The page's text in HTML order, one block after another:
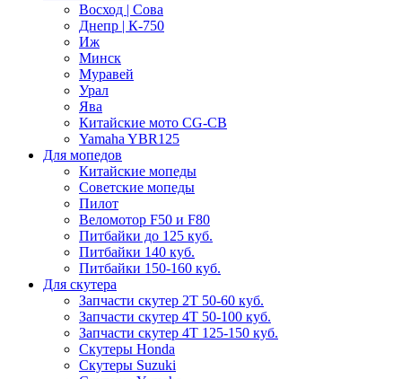
Восход | Сова
Днепр | К-750
Иж
Минск
Муравей
Урал
Ява
Китайские мото CG-CB
Yamaha YBR125
Для мопедов
Китайские мопеды
Советские мопеды
Пилот
Веломотор F50 и F80
Питбайки до 125 куб.
Питбайки 140 куб.
Питбайки 150-160 куб.
Для скутера
Запчасти скутер 2Т 50-60 куб.
Запчасти скутер 4Т 50-100 куб.
Запчасти скутер 4Т 125-150 куб.
Скутеры Honda
Скутеры Suzuki